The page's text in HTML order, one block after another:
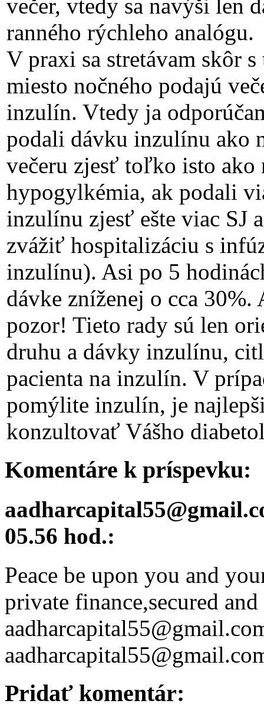
večer, vtedy sa navýši len
ranného rýchleho analógu.
V praxi sa stretávam skôr
miesto nočného podajú
inzulín. Vtedy ja
podali dávku inzulínu ako
večeru zjesť toľko isto ako
hypogylkémia, ak podali
inzulínu zjesť ešte viac SJ
zvážiť hospitalizáciu s
inzulínu). Asi po 5
dávke zníženej o cca 30%.
pozor! Tieto rady sú len
druhu a dávky inzulínu,
pacienta na inzulín. V
pomýlite inzulín, je
konzultovať Vášho
Komentáre k príspevku:
05.56 hod.:
Peace be upon you and
private finance,secured
Pridať komentár: